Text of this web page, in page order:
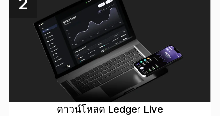
ดาวน์โหลด Ledger Live